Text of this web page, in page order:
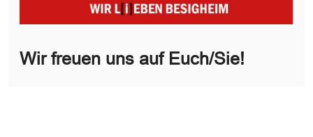
Wir freuen uns auf Euch/Sie!